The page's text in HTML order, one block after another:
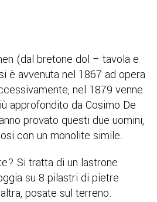
(dal bretone dol – tavola e
è avvenuta nel 1867 ad opera
nel 1879 venne
approfondito da Cosimo De
provato questi due uomini,
con un monolite simile.
Si tratta di un lastrone
su 8 pilastri di pietre
posate sul terreno.